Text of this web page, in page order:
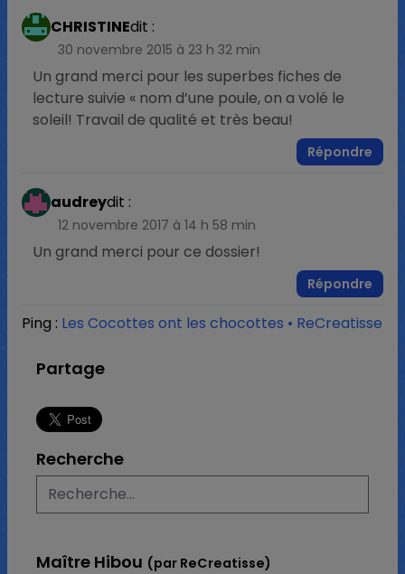
CHRISTINEdit :
30 novembre 2015 à 23 h 32 min
Un grand merci pour les superbes fiches de
lecture suivie « nom d’une poule, on a volé le
soleil! Travail de qualité et très beau!
Répondre
audreydit :
12 novembre 2017 à 14 h 58 min
Un grand merci pour ce dossier!
Répondre
Ping : Les Cocottes ont les chocottes • ReCreatisse
Partage
Recherche
Maître Hibou (par ReCreatisse)